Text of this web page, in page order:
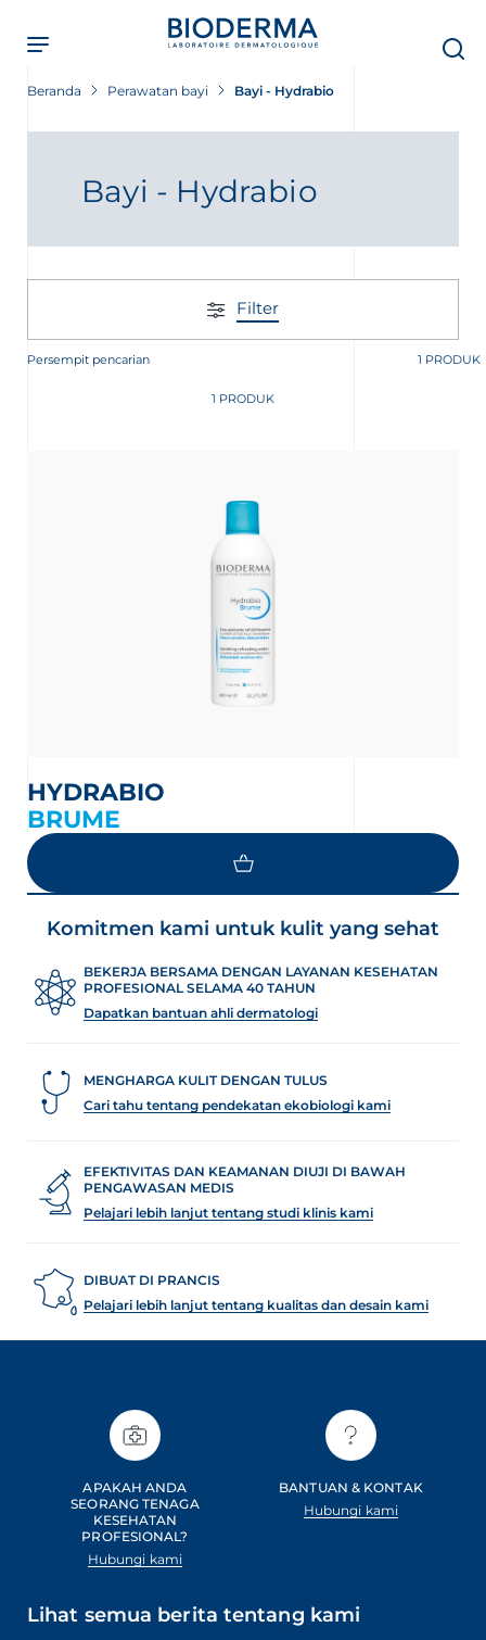
main
content
English
Beranda Perawatan bayi Bayi - Hydrabio
Bayi - Hydrabio
Filter
Persempit pencarian 1 PRODUK
1 PRODUK
HYDRABIO
BRUME
Komitmen kami untuk kulit yang sehat
BEKERJA BERSAMA DENGAN LAYANAN KESEHATAN
PROFESIONAL SELAMA 40 TAHUN
Dapatkan bantuan ahli dermatologi
MENGHARGA KULIT DENGAN TULUS
Cari tahu tentang pendekatan ekobiologi kami
EFEKTIVITAS DAN KEAMANAN DIUJI DI BAWAH
PENGAWASAN MEDIS
Pelajari lebih lanjut tentang studi klinis kami
DIBUAT DI PRANCIS
Pelajari lebih lanjut tentang kualitas dan desain kami
APAKAH ANDA
SEORANG TENAGA
KESEHATAN
PROFESIONAL?
Hubungi kami
BANTUAN & KONTAK
Hubungi kami
Lihat semua berita tentang kami